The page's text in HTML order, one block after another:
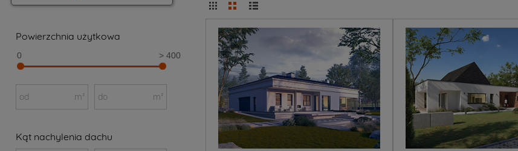
Powierzchnia użytkowa
0 > 400
od m² do m²
Kąt nachylenia dachu